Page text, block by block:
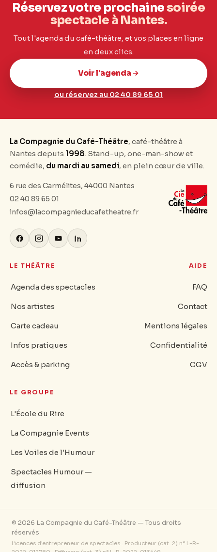
Réservez votre prochainesoirée
spectacle à Nantes.
Tout l'agenda du café-théâtre, et vos places en ligne
en deux clics.
Voir l'agenda
ou réservez au 02 40 89 65 01
La Compagnie du Café-Théâtre, café-théâtre à
Nantes depuis 1998. Stand-up, one-man-show et
comédie, du mardi au samedi, en plein cœur de ville.
6 rue des Carmélites, 44000 Nantes
02 40 89 65 01
infos@lacompagnieducafetheatre.fr
LE THÉÂTRE
Agenda des spectacles
Nos artistes
Carte cadeau
Infos pratiques
Accès & parking
AIDE
FAQ
Contact
Mentions légales
Confidentialité
CGV
LE GROUPE
L'École du Rire
La Compagnie Events
Les Voiles de l'Humour
Spectacles Humour —
diffusion
© 2026 La Compagnie du Café-Théâtre — Tous droits
réservés
Licences d'entrepreneur de spectacles : Producteur (cat. 2) n° L-R-